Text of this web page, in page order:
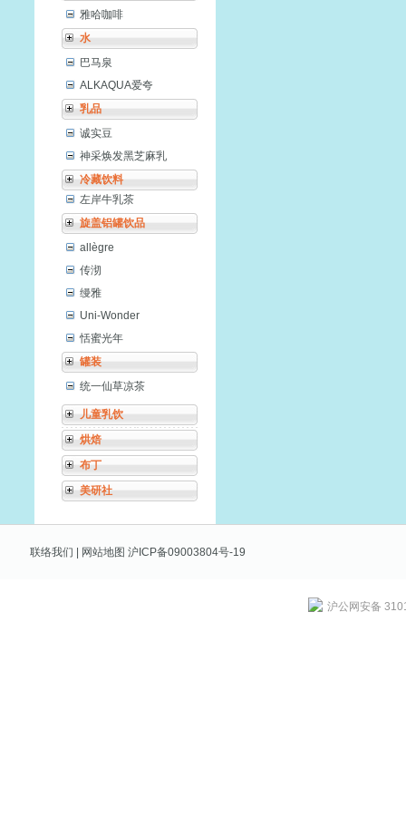
雅哈咖啡
水
巴马泉
ALKAQUA爱夸
乳品
诚实豆
神采焕发黑芝麻乳
冷藏饮料
左岸牛乳茶
旋盖铝罐饮品
allègre
传沏
缦雅
Uni-Wonder
恬蜜光年
罐装
统一仙草凉茶
儿童乳饮
烘焙
布丁
美研社
联络我们 网站地图 沪ICP备09003804号-19
沪公网安备